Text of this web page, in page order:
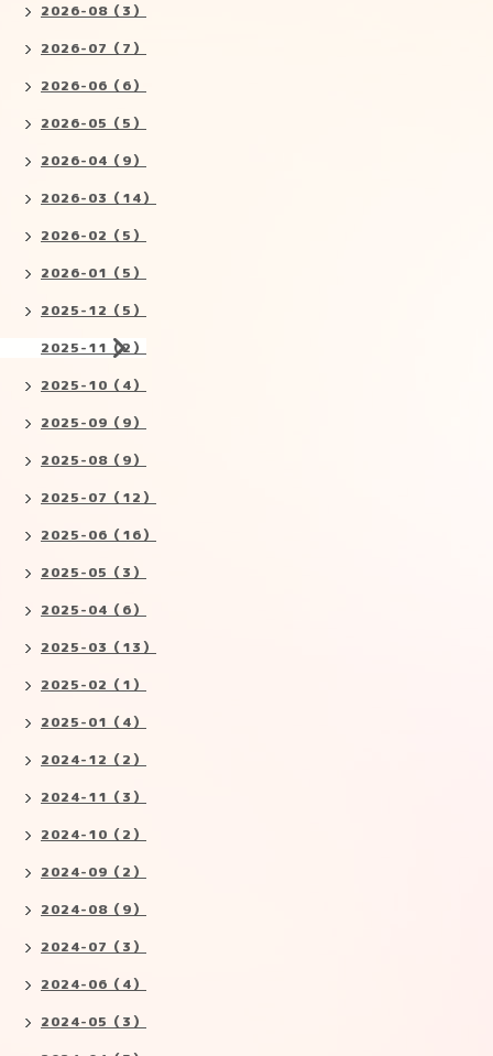
2026-08（3）
2026-07（7）
2026-06（6）
2026-05（5）
2026-04（9）
2026-03（14）
2026-02（5）
2026-01（5）
2025-12（5）
2025-11（2）
2025-10（4）
2025-09（9）
2025-08（9）
2025-07（12）
2025-06（16）
2025-05（3）
2025-04（6）
2025-03（13）
2025-02（1）
2025-01（4）
2024-12（2）
2024-11（3）
2024-10（2）
2024-09（2）
2024-08（9）
2024-07（3）
2024-06（4）
2024-05（3）